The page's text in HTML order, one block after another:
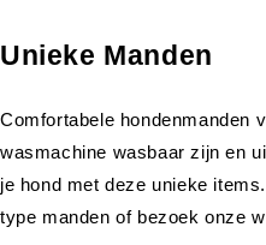
Unieke Manden
Comfortabele hondenmanden
wasmachine wasbaar zijn en
je hond met deze unieke
type manden of bezoek onze